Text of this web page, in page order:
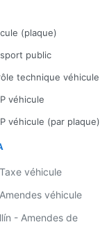
(plaque)
public
technique véhicule
véhicule
véhicule (par plaque)
véhicule
véhicule
- Amendes de